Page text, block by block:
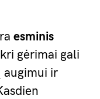
esminis
gėrimai gali
augimui ir